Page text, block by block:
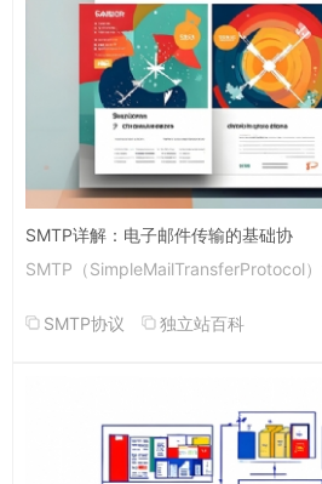
SMTP详解：电子邮件传输的基础协
SMTP（SimpleMailTransferProtocol
SMTP协议 独立站百科